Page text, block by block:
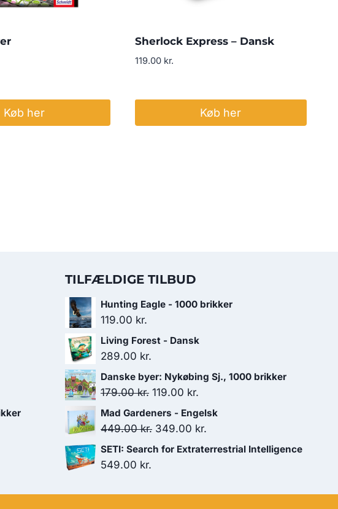
Køb her
Sherlock Express – Dansk
119.00 kr.
Køb her
TILFÆLDIGE TILBUD
Hunting Eagle - 1000 brikker
119.00 kr.
Living Forest - Dansk
289.00 kr.
Danske byer: Nykøbing Sj., 1000 brikker
179.00kr. Den
oprindelige
pris
119.00 kr.
aktuelle
pris
Mad Gardeners - Engelsk
449.00kr. Den
oprindelige
449.00 kr..
349.00 kr.
aktuelle
349.00 kr..
SETI: Search for Extraterrestrial Intelligence
549.00 kr.